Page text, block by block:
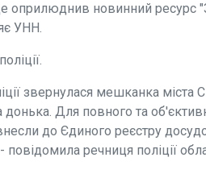
оприлюднив новинний ресурс
УНН.
звернулася мешканка міста
донька. Для повного та
до Єдиного реєстру
речниця поліції